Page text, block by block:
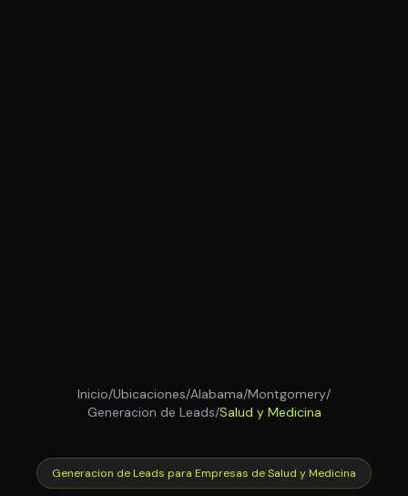
Inicio/Ubicaciones/Alabama/Montgomery/
Generacion de Leads/Salud y Medicina
Generacion de Leads para Empresas de Salud y Medicina